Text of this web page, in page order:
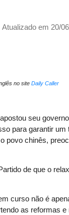
Atualizado em 20/
no site Daily Caller
apostou seu
para garantir
povo chinês,
de que o
curso não é
as reformas